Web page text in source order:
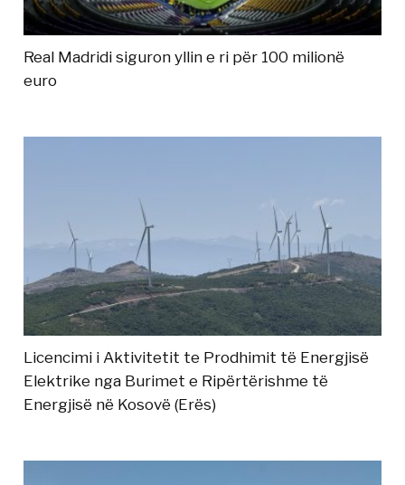
Real Madridi siguron yllin e ri për 100 milionë
euro
Licencimi i Aktivitetit te Prodhimit të Energjisë
Elektrike nga Burimet e Ripërtërishme të
Energjisë në Kosovë (Erës)